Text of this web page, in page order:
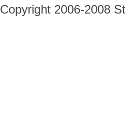
Copyright 2006-2008